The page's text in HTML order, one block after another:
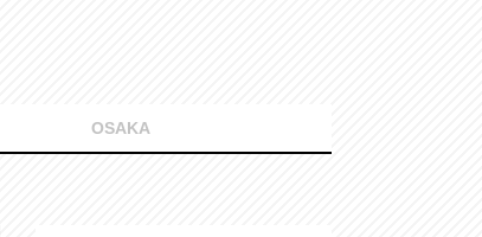
OSAKA